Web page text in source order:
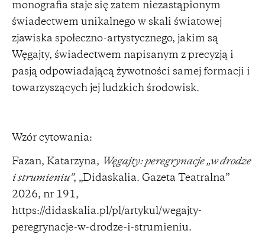
monografia staje się zatem niezastąpionym
świadectwem unikalnego w skali światowej
zjawiska społeczno-artystycznego, jakim są
Węgajty, świadectwem napisanym z precyzją i
pasją odpowiadającą żywotności samej formacji i
towarzyszących jej ludzkich środowisk.
Wzór cytowania:
Fazan, Katarzyna,
Węgajty: peregrynacje „w drodze
i strumieniu”, „Didaskalia. Gazeta Teatralna”
2026, nr 191,
https://didaskalia.pl/pl/artykul/wegajty-
peregrynacje-w-drodze-i-strumieniu.